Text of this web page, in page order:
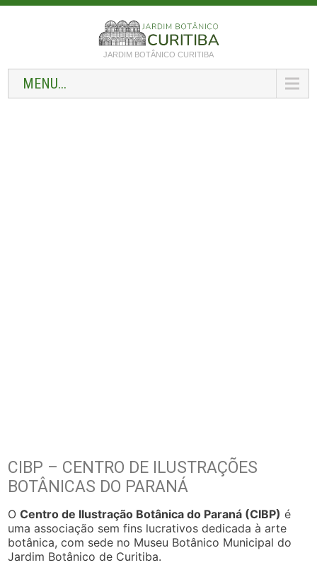
JARDIM BOTÂNICO CURITIBA
MENU...
CIBP – CENTRO DE ILUSTRAÇÕES
BOTÂNICAS DO PARANÁ
OCentro de Ilustração Botânica do Paraná (CIBP) é
uma associação sem fins lucrativos dedicada à arte
botânica, com sede no Museu Botânico Municipal do
Jardim Botânico de Curitiba.